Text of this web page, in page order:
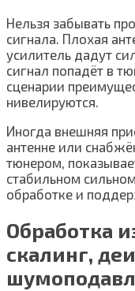
Нельзя забывать
сигнала. Плохая
усилитель дадут
сигнал попадёт в
сценарии
нивелируются.
Иногда внешняя
антенне или
тюнером,
стабильном
обработке и
Обработка
скалинг,